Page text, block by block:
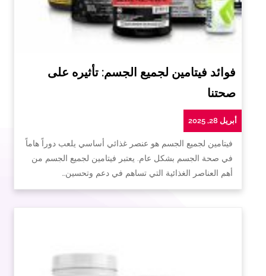
فوائد فيتامين لجميع الجسم: تأثيره على
صحتنا
أبريل 28, 2025
فيتامين لجميع الجسم هو عنصر غذائي أساسي يلعب دوراً هاماً
في صحة الجسم بشكل عام. يعتبر فيتامين لجميع الجسم من
أهم العناصر الغذائية التي تساهم في دعم وتحسين…